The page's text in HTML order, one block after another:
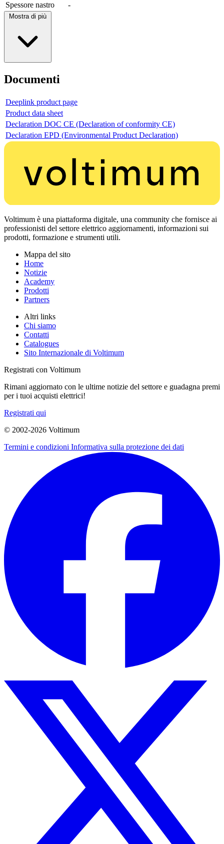
Spessore nastro
-
Mostra di più
Documenti
Deeplink product page
Product data sheet
Declaration DOC CE (Declaration of conformity CE)
Declaration EPD (Environmental Product Declaration)
Voltimum è una piattaforma digitale, una community che fornisce ai
professionisti del settore elettrico aggiornamenti, informazioni sui
prodotti, formazione e strumenti utili.
Mappa del sito
Home
Notizie
Academy
Prodotti
Partners
Altri links
Chi siamo
Contatti
Catalogues
Sito Internazionale di Voltimum
Registrati con Voltimum
Rimani aggiornato con le ultime notizie del settore e guadagna premi
per i tuoi acquisti elettrici!
Registrati qui
© 2002-2026 Voltimum
Termini e condizioni Informativa sulla protezione dei dati